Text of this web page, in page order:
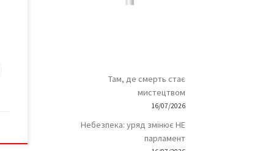
як
Там, де смерть стає
мистецтвом
16/07/2026
Небезпека: уряд змінює НЕ
парламент